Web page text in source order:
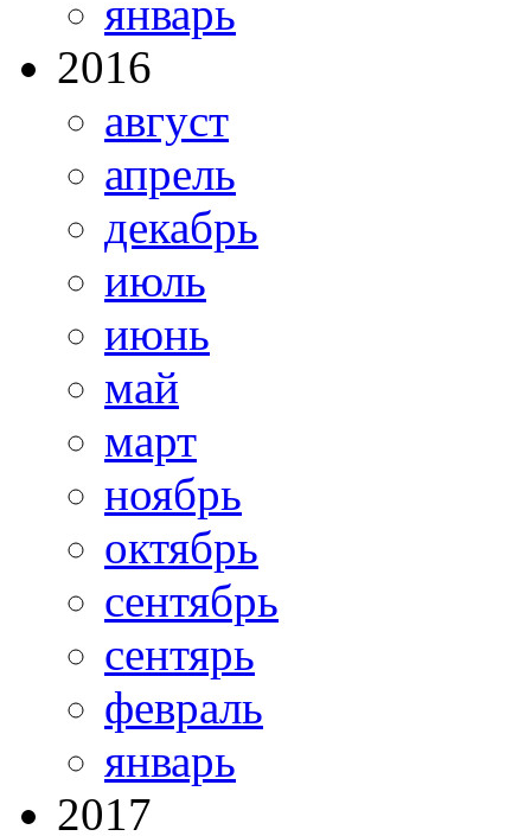
январь
2016
август
апрель
декабрь
июль
июнь
май
март
ноябрь
октябрь
сентябрь
сентярь
февраль
январь
2017